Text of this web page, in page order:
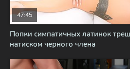
Попки симпатичных латинок
натиском черного члена
47:45